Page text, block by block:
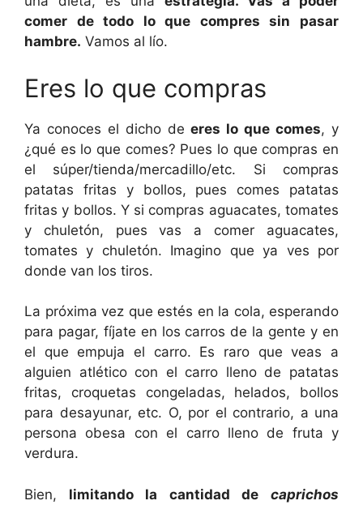
comer de todo lo que compres sin pasar
hambre. Vamos al lío.
Eres lo que compras
Ya conoces el dicho deeres lo que comes, y
¿qué es lo que comes? Pues lo que compras en
el súper/tienda/mercadillo/etc. Si compras
patatas fritas y bollos, pues comes patatas
fritas y bollos. Y si compras aguacates, tomates
y chuletón, pues vas a comer aguacates,
tomates y chuletón. Imagino que ya ves por
donde van los tiros.
La próxima vez que estés en la cola, esperando
para pagar, fíjate en los carros de la gente y en
el que empuja el carro. Es raro que veas a
alguien atlético con el carro lleno de patatas
fritas, croquetas congeladas, helados, bollos
para desayunar, etc. O, por el contrario, a una
persona obesa con el carro lleno de fruta y
verdura.
Bien, limitando la cantidad de caprichos